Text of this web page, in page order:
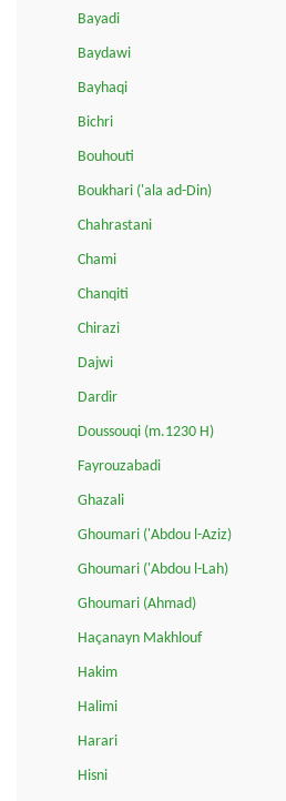
Bayadi
Baydawi
Bayhaqi
Bichri
Bouhouti
Boukhari ('ala ad-Din)
Chahrastani
Chami
Chanqiti
Chirazi
Dajwi
Dardir
Doussouqi (m.1230 H)
Fayrouzabadi
Ghazali
Ghoumari ('Abdou l-Aziz)
Ghoumari ('Abdou l-Lah)
Ghoumari (Ahmad)
Haçanayn Makhlouf
Hakim
Halimi
Harari
Hisni